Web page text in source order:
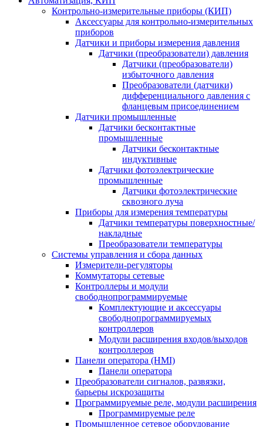
Контрольно-измерительные приборы (КИП)
Аксессуары для контрольно-измерительных
приборов
Датчики и приборы измерения давления
Датчики (преобразователи) давления
Датчики (преобразователи)
избыточного давления
Преобразователи (датчики)
дифференциального давления с
фланцевым присоединением
Датчики промышленные
Датчики бесконтактные
промышленные
Датчики бесконтактные
индуктивные
Датчики фотоэлектрические
промышленные
Датчики фотоэлектрические
сквозного луча
Приборы для измерения температуры
Датчики температуры поверхностные/
накладные
Преобразователи температуры
Системы управления и сбора данных
Измерители-регуляторы
Коммутаторы сетевые
Контроллеры и модули
свободнопрограммируемые
Комплектующие и аксессуары
свободнопрограммируемых
контроллеров
Модули расширения входов/выходов
контроллеров
Панели оператора (HMI)
Панели оператора
Преобразователи сигналов, развязки,
барьеры искрозащиты
Программируемые реле, модули расширения
Программируемые реле
Промышленное сетевое оборудование